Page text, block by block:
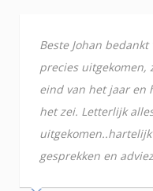
Beste Johan
precies uitgekomen,
eind van het jaar en
het zei. Letterlijk
gesprekken en